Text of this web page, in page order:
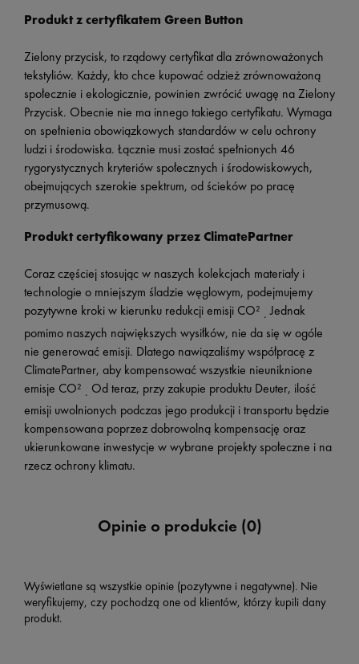
Produkt z certyfikatem Green Button
Zielony przycisk, to rządowy certyfikat dla zrównoważonych
tekstyliów. Każdy, kto chce kupować odzież zrównoważoną
społecznie i ekologicznie, powinien zwrócić uwagę na Zielony
Przycisk. Obecnie nie ma innego takiego certyfikatu. Wymaga
on spełnienia obowiązkowych standardów w celu ochrony
ludzi i środowiska. Łącznie musi zostać spełnionych 46
rygorystycznych kryteriów społecznych i środowiskowych,
obejmujących szerokie spektrum, od ścieków po pracę
przymusową.
Produkt certyfikowany przez ClimatePartner
Coraz częściej stosując w naszych kolekcjach materiały i
technologie o mniejszym śladzie węglowym, podejmujemy
pozytywne kroki w kierunku redukcji emisji CO² .Jednak
pomimo naszych największych wysiłków, nie da się w ogóle
nie generować emisji. Dlatego nawiązaliśmy współpracę z
ClimatePartner, aby kompensować wszystkie nieuniknione
emisje CO² . Od teraz, przy zakupie produktu Deuter, ilość
emisji uwolnionych podczas jego produkcji i transportu będzie
kompensowana poprzez dobrowolną kompensację oraz
ukierunkowane inwestycje w wybrane projekty społeczne i na
rzecz ochrony klimatu.
Opinie o produkcie (0)
Wyświetlane są wszystkie opinie (pozytywne i negatywne). Nie
weryfikujemy, czy pochodzą one od klientów, którzy kupili dany
produkt.